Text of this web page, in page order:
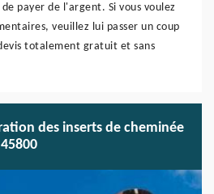
payer de l'argent. Si vous voulez
veuillez lui passer un coup
totalement gratuit et sans
des inserts de cheminée